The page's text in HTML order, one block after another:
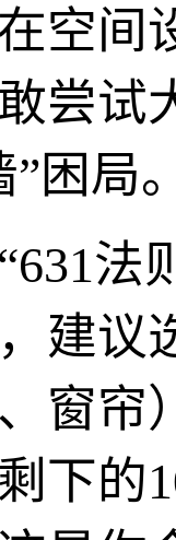
空间
尝试
”困局
法
建议
、窗
下的